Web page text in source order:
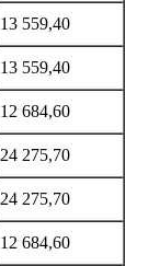
13 559,40
13 559,40
12 684,60
24 275,70
24 275,70
12 684,60